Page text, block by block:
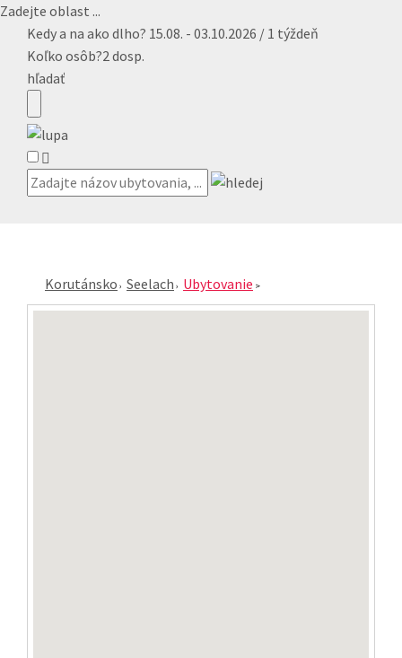
Zadejte oblast ...
Kedy a na ako dlho? 15.08. - 03.10.2026 / 1 týždeň
Koľko osôb?2 dosp.
hľadať
Korutánsko Seelach Ubytovanie